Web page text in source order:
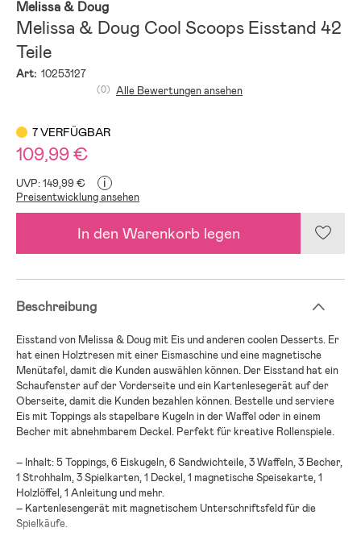
Melissa & Doug
Melissa & Doug Cool Scoops Eisstand 42
Teile
Art: 10253127
(0) Alle Bewertungen ansehen
7 VERFÜGBAR
109,99 €
UVP: 149,99 € i
Preisentwicklung ansehen
In den Warenkorb legen
Beschreibung
Eisstand von Melissa & Doug mit Eis und anderen coolen Desserts. Er
hat einen Holztresen mit einer Eismaschine und eine magnetische
Menütafel, damit die Kunden auswählen können. Der Eisstand hat ein
Schaufenster auf der Vorderseite und ein Kartenlesegerät auf der
Oberseite, damit die Kunden bezahlen können. Bestelle und serviere
Eis mit Toppings als stapelbare Kugeln in der Waffel oder in einem
Becher mit abnehmbarem Deckel. Perfekt für kreative Rollenspiele.
– Inhalt: 5 Toppings, 6 Eiskugeln, 6 Sandwichteile, 3 Waffeln, 3 Becher,
1 Strohhalm, 3 Spielkarten, 1 Deckel, 1 magnetische Speisekarte, 1
Holzlöffel, 1 Anleitung und mehr.
– Kartenlesengerät mit magnetischem Unterschriftsfeld für die
Spielkäufe.